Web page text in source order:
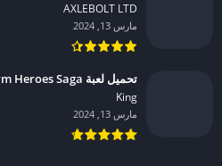
AXLEBOLT LTD‏
مارس 13, 2024
تحميل لعبة Farm Heroes Saga مهكرة للاندرويد 2024
King‏
مارس 13, 2024